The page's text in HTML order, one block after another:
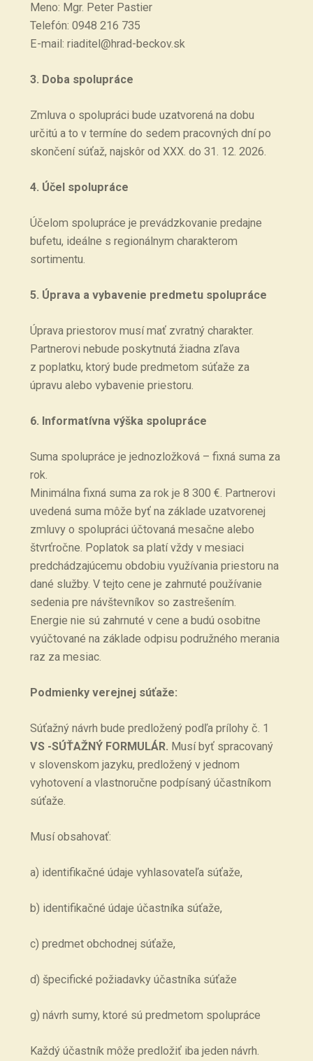
Meno: Mgr. Peter Pastier
Telefón: 0948 216 735
E-mail: riaditel@hrad-beckov.sk
3. Doba spolupráce
Zmluva o spolupráci bude uzatvorená na dobu
určitú a to v termíne do sedem pracovných dní po
skončení súťaž, najskôr od XXX. do 31. 12. 2026.
4. Účel spolupráce
Účelom spolupráce je prevádzkovanie predajne
bufetu, ideálne s regionálnym charakterom
sortimentu.
5. Úprava a vybavenie predmetu spolupráce
Úprava priestorov musí mať zvratný charakter.
Partnerovi nebude poskytnutá žiadna zľava
z poplatku, ktorý bude predmetom súťaže za
úpravu alebo vybavenie priestoru.
6. Informatívna výška spolupráce
Suma spolupráce je jednozložková – fixná suma za
rok.
Minimálna fixná suma za rok je 8 300 €. Partnerovi
uvedená suma môže byť na základe uzatvorenej
zmluvy o spolupráci účtovaná mesačne alebo
štvrťročne. Poplatok sa platí vždy v mesiaci
predchádzajúcemu obdobiu využívania priestoru na
dané služby. V tejto cene je zahrnuté používanie
sedenia pre návštevníkov so zastrešením.
Energie nie sú zahrnuté v cene a budú osobitne
vyúčtované na základe odpisu podružného merania
raz za mesiac.
Podmienky verejnej súťaže:
Súťažný návrh bude predložený podľa prílohy č. 1
VS -SÚŤAŽNÝ FORMULÁR. Musí byť spracovaný
v slovenskom jazyku, predložený v jednom
vyhotovení a vlastnoručne podpísaný účastníkom
súťaže.
Musí obsahovať:
a) identifikačné údaje vyhlasovateľa súťaže,
b) identifikačné údaje účastníka súťaže,
c) predmet obchodnej súťaže,
d) špecifické požiadavky účastníka súťaže
g) návrh sumy, ktoré sú predmetom spolupráce
Každý účastník môže predložiť iba jeden návrh.